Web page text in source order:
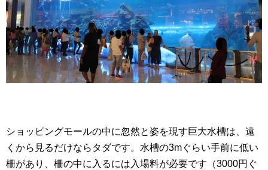
ショッピングモールの中に忽然と姿を現す巨大水槽は、遠
くから見るだけならタダです。水槽の3mぐらい手前に低い
柵があり、柵の中に入るには入場料が必要です（3000円ぐ